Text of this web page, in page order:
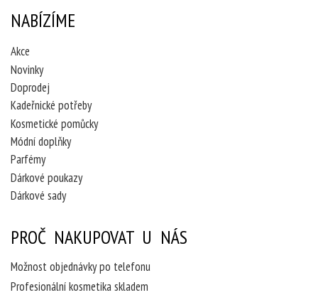
NABÍZÍME
Akce
Novinky
Doprodej
Kadeřnické potřeby
Kosmetické pomůcky
Módní doplňky
Parfémy
Dárkové poukazy
Dárkové sady
PROČ NAKUPOVAT U NÁS
Možnost objednávky po telefonu
Profesionální kosmetika skladem